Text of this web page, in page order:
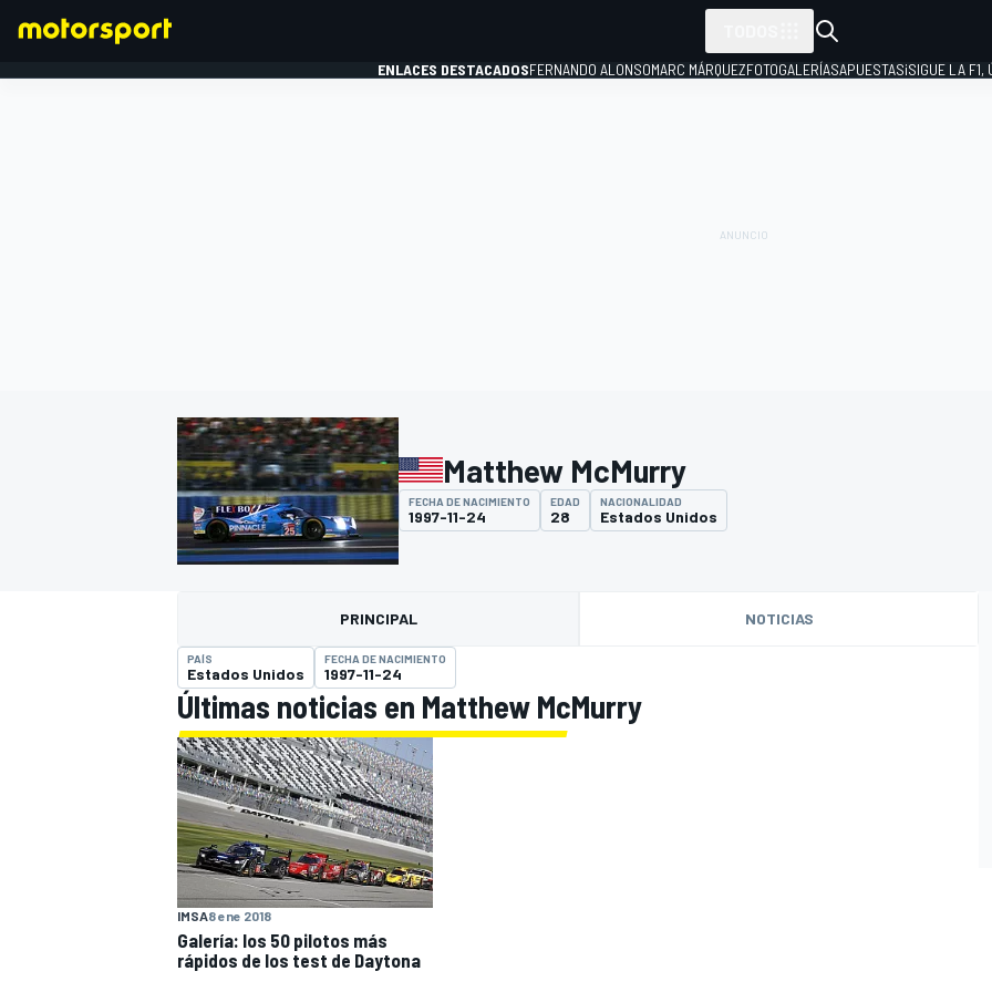
INDYCAR
FÓRMULA E
ENLACES DESTACADOSFERNANDO ALONSOMARC MÁRQUEZFOTOGALERÍASAPUESTAS¡SIGUE LA F1,
Matthew McMurry
FECHA DE NACIMIENTO
1997-11-24
EDAD
28
NACIONALIDAD
Estados Unidos
PRINCIPAL NOTICIAS
PAÍS
Estados Unidos
FECHA DE NACIMIENTO
1997-11-24
Últimas noticias en Matthew McMurry
IMSA8 ene 2018
Galería: los 50 pilotos más
rápidos de los test de Daytona